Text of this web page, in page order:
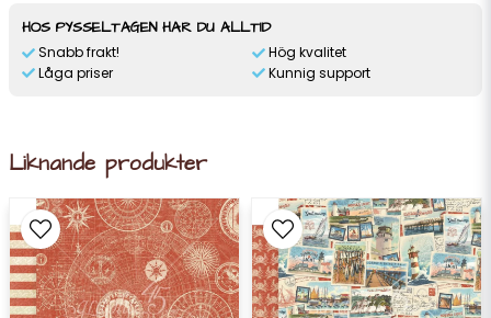
HOS PYSSELTAGEN HAR DU ALLTID
Snabb frakt!
Låga priser
Hög kvalitet
Kunnig support
Liknande produkter